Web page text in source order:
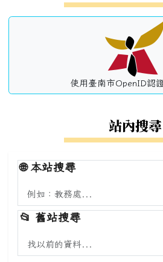
使用臺南市OpenID認
站內搜尋
🌐本站搜尋
搜尋本站內容
📂 舊站搜尋
搜尋舊站內容